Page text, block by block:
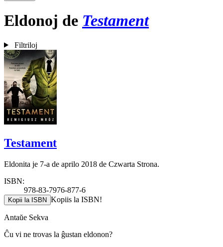
Eldonoj de Testament
Filtriloj
Testament
Eldonita je 7-a de aprilo 2018 de Czwarta Strona.
ISBN:
978-83-7976-877-6
Kopii la ISBN Kopiis la ISBN!
Antaŭe Sekva
Ĉu vi ne trovas la ĝustan eldonon?